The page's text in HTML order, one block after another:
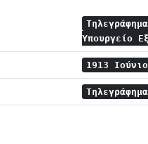
Υπουργείο
1913
Τηλεγράφημα